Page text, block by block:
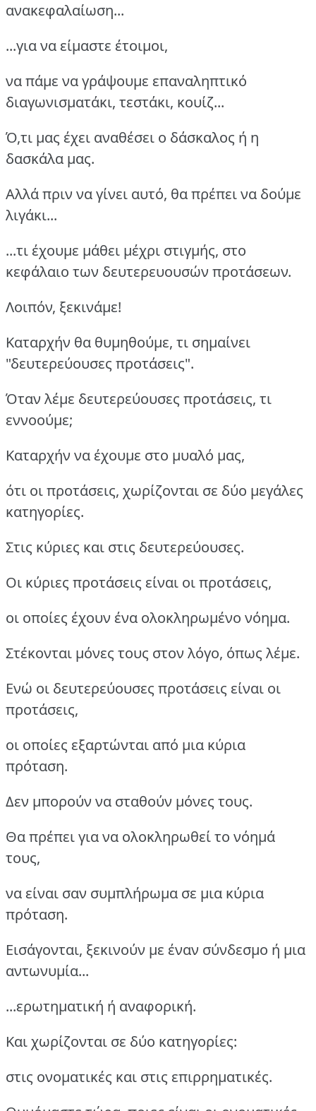
ανακεφαλαίωση...
...για να είμαστε έτοιμοι,
να πάμε να γράψουμε επαναληπτικό
διαγωνισματάκι, τεστάκι, κουίζ...
Ό,τι μας έχει αναθέσει ο δάσκαλος ή η
δασκάλα μας.
Αλλά πριν να γίνει αυτό, θα πρέπει να δούμε
λιγάκι...
...τι έχουμε μάθει μέχρι στιγμής, στο
κεφάλαιο των δευτερευουσών προτάσεων.
Λοιπόν, ξεκινάμε!
Καταρχήν θα θυμηθούμε, τι σημαίνει
"δευτερεύουσες προτάσεις".
Όταν λέμε δευτερεύουσες προτάσεις, τι
εννοούμε;
Καταρχήν να έχουμε στο μυαλό μας,
ότι οι προτάσεις, χωρίζονται σε δύο μεγάλες
κατηγορίες.
Στις κύριες και στις δευτερεύουσες.
Οι κύριες προτάσεις είναι οι προτάσεις,
οι οποίες έχουν ένα ολοκληρωμένο νόημα.
Στέκονται μόνες τους στον λόγο, όπως λέμε.
Ενώ οι δευτερεύουσες προτάσεις είναι οι
προτάσεις,
οι οποίες εξαρτώνται από μια κύρια
πρόταση.
Δεν μπορούν να σταθούν μόνες τους.
Θα πρέπει για να ολοκληρωθεί το νόημά
τους,
να είναι σαν συμπλήρωμα σε μια κύρια
πρόταση.
Εισάγονται, ξεκινούν με έναν σύνδεσμο ή μια
αντωνυμία...
...ερωτηματική ή αναφορική.
Και χωρίζονται σε δύο κατηγορίες:
στις ονοματικές και στις επιρρηματικές.